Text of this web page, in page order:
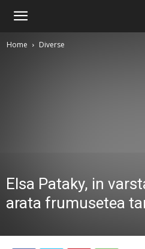
Home Diverse
Elsa Pataky, in
arata frumusetea